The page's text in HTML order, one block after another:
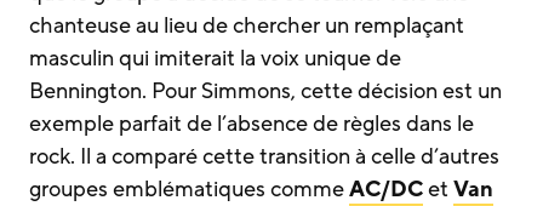
chanteuse au lieu de chercher un remplaçant
masculin qui imiterait la voix unique de
Bennington. Pour Simmons, cette décision est un
exemple parfait de l’absence de règles dans le
rock. Il a comparé cette transition à celle d’autres
groupes emblématiques commeAC/DCet Van